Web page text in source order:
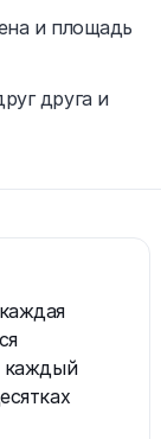
и площадь
друга и
каждый